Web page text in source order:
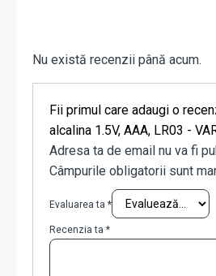
Nu există recenzii până acum.
Fii primul care adaugi o
alcalina 1.5V, AAA, LR03 -
Adresa ta de email nu va fi
Câmpurile obligatorii sunt
Evaluarea ta *
Recenzia ta *